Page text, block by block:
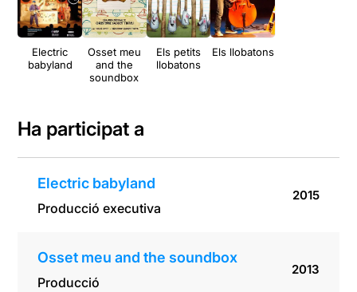
Electric
babyland
Osset meu
and the
soundbox
Els petits
llobatons
Els llobatons
Ha participat a
Electric babyland
Producció executiva
2015
Osset meu and the soundbox
Producció
2013